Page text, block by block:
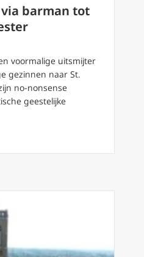
barman tot
voormalige uitsmijter
gezinnen naar St.
no-nonsense
geestelijke
uitsmijter via barman tot